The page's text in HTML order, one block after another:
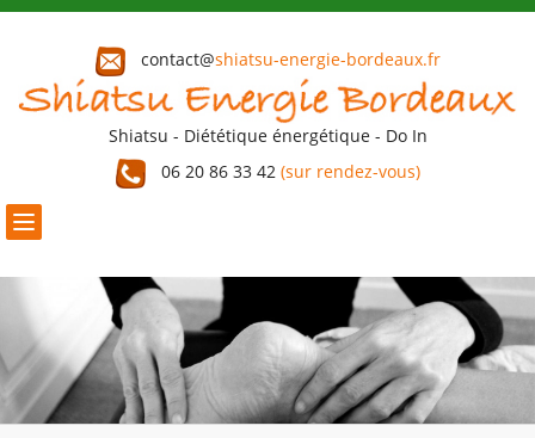
contact@shiatsu-energie-bordeaux.fr
Shiatsu - Diététique énergétique - Do In
06 20 86 33 42 (sur rendez-vous)
Toggle
navigation